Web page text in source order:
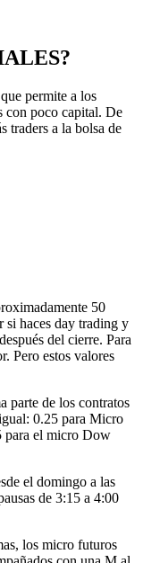
permite a los
con poco capital. De
traders a la bolsa de
50
si haces day trading y
del cierre. Para
Pero estos valores
parte de los contratos
0.25 para Micro
para el micro Dow
el domingo a las
de 3:15 a 4:00
los micro futuros